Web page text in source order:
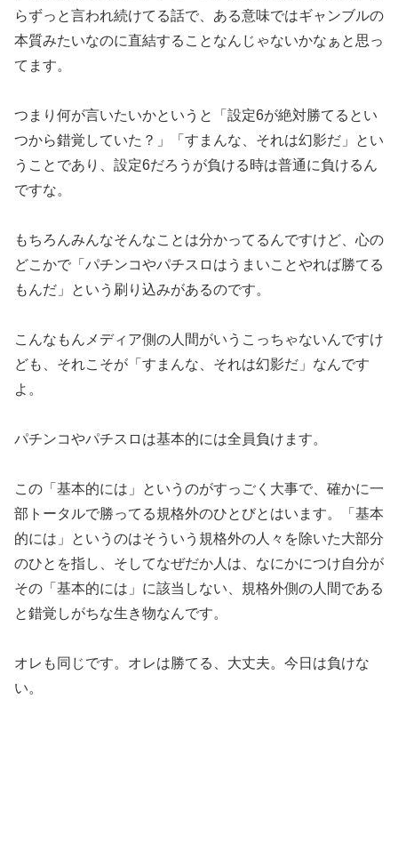
らずっと言われ続けてる話で、ある意味ではギャンブルの
本質みたいなのに直結することなん じゃないかなぁと思っ
てます。
つまり何が言いたいかというと「設定6が絶対勝てるとい
つから錯覚していた？」「すまんな、それは幻影だ」とい
うことであり、設定6だろうが負ける時は普通に負けるん
ですな。
もちろんみんなそんなことは分かってるんですけど、心の
どこかで 「パチンコやパチスロはうまいことやれば勝てる
もんだ」という刷 り込みがあるのです。
こんなもんメディア側の人間がいうこっちゃないんですけ
ども、それこそが「すまんな、それは幻影だ」なんです
よ。
パチンコやパチスロは基本的には全員負けます。
この「基本的には」というのがすっごく大事で、確かに一
部トータ ルで勝ってる規格外のひとびとはいます。「基本
的には」というのはそういう規格外の人々を除いた大部分
のひとを指し、 そしてなぜだか人は、なにかにつけ自分が
その「基本的には」に該当しない、規格外側の人間である
と錯覚しがちな生き物なんです。
オレも同じです。オレは勝てる、大丈夫。今日は負けな
い。